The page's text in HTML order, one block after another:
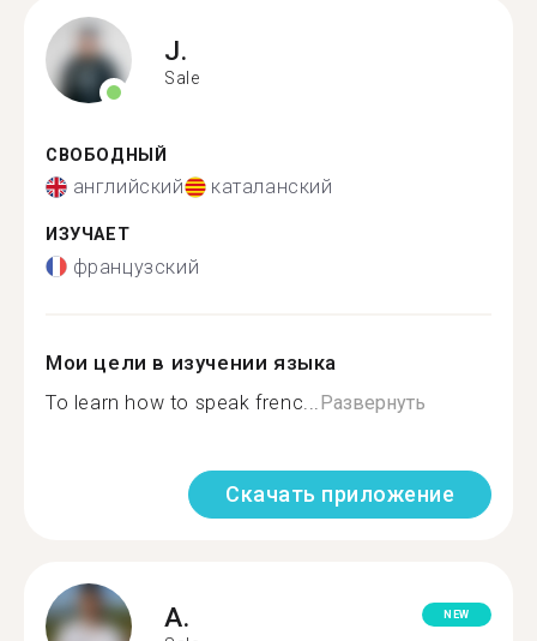
J.
Sale
СВОБОДНЫЙ
английский каталанский
ИЗУЧАЕТ
французский
Мои цели в изучении языка
To learn how to speak frenc... Развернуть
Скачать приложение
A. NEW